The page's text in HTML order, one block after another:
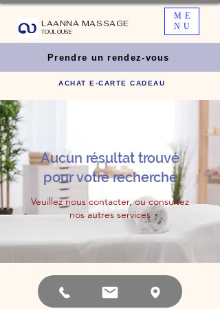
LAANNA MASSAGE
TOULOUSE
Prendre un rendez-vous
ACHAT E-CARTE CADEAU
ME
NU
Aucun résultat trouvé
pour votre recherche
Veuillez nous contacter, ou consultez
nos autres services